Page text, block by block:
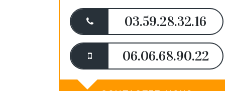
03.59.28.32.16
06.06.68.90.22